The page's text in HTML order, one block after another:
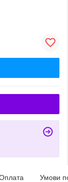
Умови